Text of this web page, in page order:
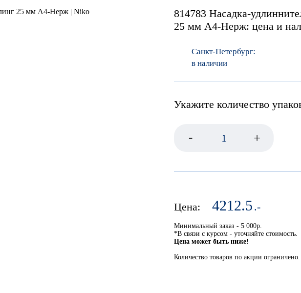
Анкеры усиленные с
Анкер усиленный с
Анкер забивной
814783 Насадка-
25 мм А4-Нерж: цена и
Санкт-Петербург:
в наличии
Укажите количество
- +
Цена: 4212.5 .-
Минимальный заказ - 5 000р.
*В связи с курсом - уточняйте стоимость.
Цена может быть ниже!
Количество товаров по акции ограничено.